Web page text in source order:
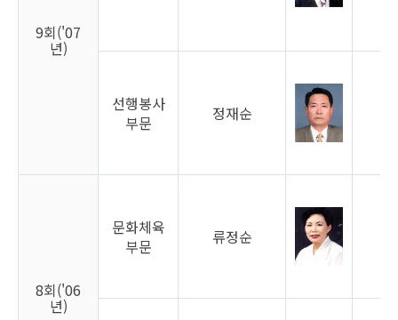
9회('07
년)
선행봉사
부문
정재순
8회('06
년)
문화체육
부문
류정순